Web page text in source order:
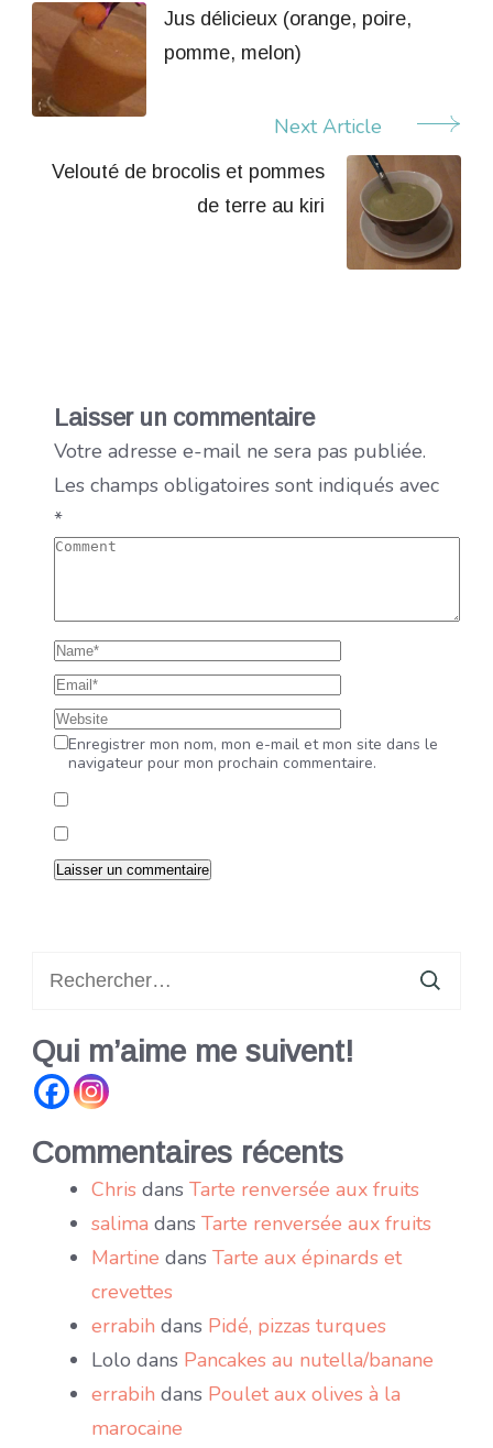
NavigationJus délicieux (orange, poire,
pomme, melon)
Next Article
Velouté de brocolis et pommes
de terre au kiri
Laisser un commentaire
Votre adresse e-mail ne sera pas publiée.
Les champs obligatoires sont indiqués avec
*
Enregistrer mon nom, mon e-mail et mon site dans le
navigateur pour mon prochain commentaire.
Qui m’aime me suivent!
Commentaires récents
Chris dans Tarte renversée aux fruits
salima dans Tarte renversée aux fruits
Martine dans Tarte aux épinards et
crevettes
errabih dans Pidé, pizzas turques
Lolo dans Pancakes au nutella/banane
errabih dans Poulet aux olives à la
marocaine